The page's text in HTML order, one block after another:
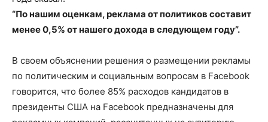
“По нашим оценкам, реклама от политиков составит
менее 0,5% от нашего дохода в следующем году”.
В своем объяснении решения о размещении рекламы
по политическим и социальным вопросам в Facebook
говорится, что более 85% расходов кандидатов в
президенты США на Facebook предназначены для